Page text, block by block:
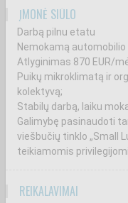
ĮMONĖ SIŪLO
Darbą pilnu etatu
Nemokamą automobilio
Atlyginimas 870 EUR/
Puikų mikroklimatą ir
kolektyvą;
Stabilų darbą, laiku
Galimybę pasinaudoti
viešbučių tinklo „Small
teikiamomis
REIKALAVIMAI